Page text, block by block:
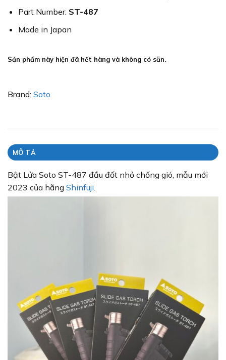
Part Number: ST-487
Made in Japan
Sản phẩm này hiện đã hết hàng và không có sẵn.
Brand: Soto
MÔ TẢ
Bật Lửa Soto ST-487 đầu đốt nhỏ chống gió, mẫu mới
2023 của hãng Shinfuji.